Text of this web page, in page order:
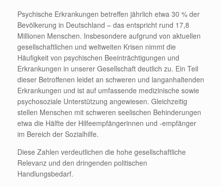
Psychische Erkrankungen betreffen jährlich etwa 30 % der
Bevölkerung in Deutschland – das entspricht rund 17,8
Millionen Menschen. Insbesondere aufgrund von aktuellen
gesellschaftlichen und weltweiten Krisen nimmt die
Häufigkeit von psychischen Beeinträchtigungen und
Erkrankungen in unserer Gesellschaft deutlich zu. Ein Teil
dieser Betroffenen leidet an schweren und langanhaltenden
Erkrankungen und ist auf umfassende medizinische sowie
psychosoziale Unterstützung angewiesen. Gleichzeitig
stellen Menschen mit schweren seelischen Behinderungen
etwa die Hälfte der Hilfeempfängerinnen und -empfänger
im Bereich der Sozialhilfe.
Diese Zahlen verdeutlichen die hohe gesellschaftliche
Relevanz und den dringenden politischen
Handlungsbedarf.